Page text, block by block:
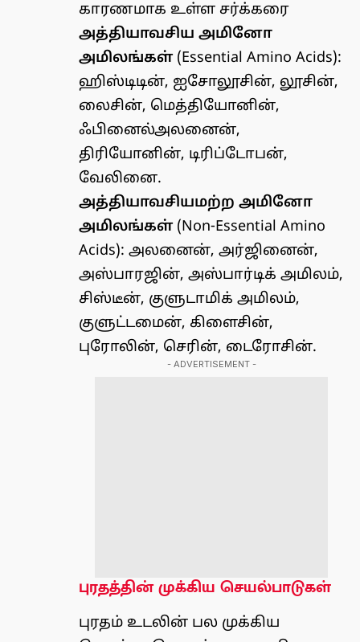
காரணமாக உள்ள சர்க்கரை
அத்தியாவசிய அமினோ
அமிலங்கள் (Essential Amino Acids):
ஹிஸ்டிடின், ஐசோலூசின், லூசின்,
லைசின், மெத்தியோனின்,
ஃபினைல்அலனைன்,
திரியோனின், டிரிப்டோபன்,
வேலினை.
அத்தியாவசியமற்ற அமினோ
அமிலங்கள்(Non-Essential Amino
Acids): அலனைன், அர்ஜினைன்,
அஸ்பாரஜின், அஸ்பார்டிக் அமிலம்,
சிஸ்டீன், குளுடாமிக் அமிலம்,
குளுட்டமைன், கிளைசின்,
புரோலின், செரின், டைரோசின்.
- ADVERTISEMENT -
புரதத்தின் முக்கிய செயல்பாடுகள்
புரதம் உடலின் பல முக்கிய